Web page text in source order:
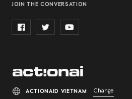
JOIN THE CONVERSATION
ACTIONAID VIETNAM Change